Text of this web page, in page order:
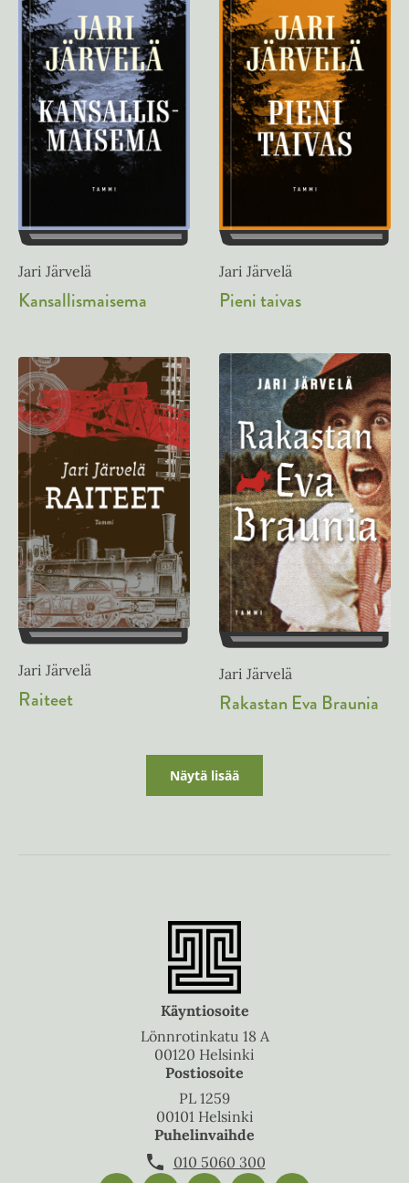
Jari Järvelä
Kansallismaisema
Jari Järvelä
Pieni taivas
Jari Järvelä
Raiteet
Jari Järvelä
Rakastan Eva Braunia
Näytä lisää
Käyntiosoite
Lönnrotinkatu 18 A
00120 Helsinki
Postiosoite
PL 1259
00101 Helsinki
Puhelinvaihde
010 5060 300